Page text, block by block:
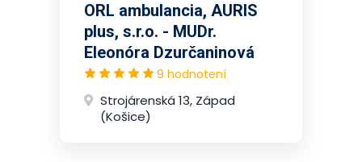
ORL ambulancia, AURIS
plus, s.r.o. - MUDr.
Eleonóra Dzurčaninová
9 hodnotení
Strojárenská 13, Západ
(Košice)